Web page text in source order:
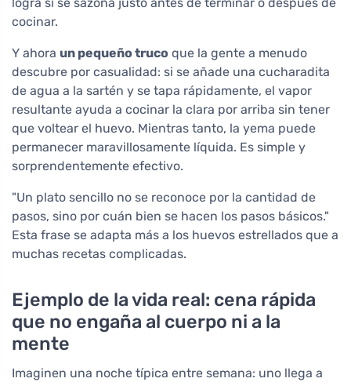
logra si se sazona justo antes de terminar o después de
cocinar.
Y ahora un pequeño truco que la gente a menudo
descubre por casualidad: si se añade una cucharadita
de agua a la sartén y se tapa rápidamente, el vapor
resultante ayuda a cocinar la clara por arriba sin tener
que voltear el huevo. Mientras tanto, la yema puede
permanecer maravillosamente líquida. Es simple y
sorprendentemente efectivo.
"Un plato sencillo no se reconoce por la cantidad de
pasos, sino por cuán bien se hacen los pasos básicos."
Esta frase se adapta más a los huevos estrellados que a
muchas recetas complicadas.
Ejemplo de la vida real: cena rápida
que no engaña al cuerpo ni a la
mente
Imaginen una noche típica entre semana: uno llega a